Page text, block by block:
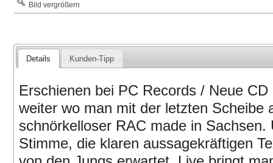
Bild vergrößern
Details Kunden-Tipp
Erschienen bei PC Records / Neue
weiter wo man mit der letzten Scheibe
schnörkelloser RAC made in Sachsen.
Stimme, die klaren aussagekräftigen